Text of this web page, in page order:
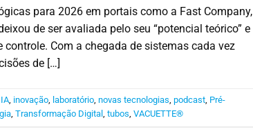
para 2026 em portais como a Fast Company,
de ser avaliada pelo seu “potencial teórico” e
Com a chegada de sistemas cada vez
de […]
IA, inovação, laboratório,novas tecnologias,podcast, Pré-
,Transformação Digital,tubos,VACUETTE®